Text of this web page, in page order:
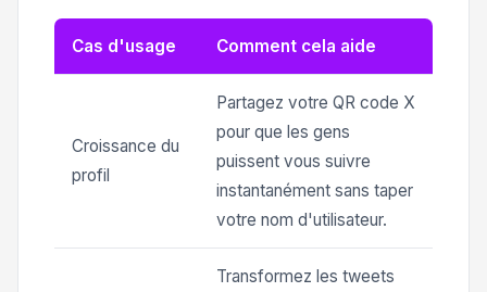
Cas d'usage Comment cela aide
Croissance du
profil
Partagez votre QR code X
pour que les gens
puissent vous suivre
instantanément sans taper
votre nom d'utilisateur.
Transformez les tweets